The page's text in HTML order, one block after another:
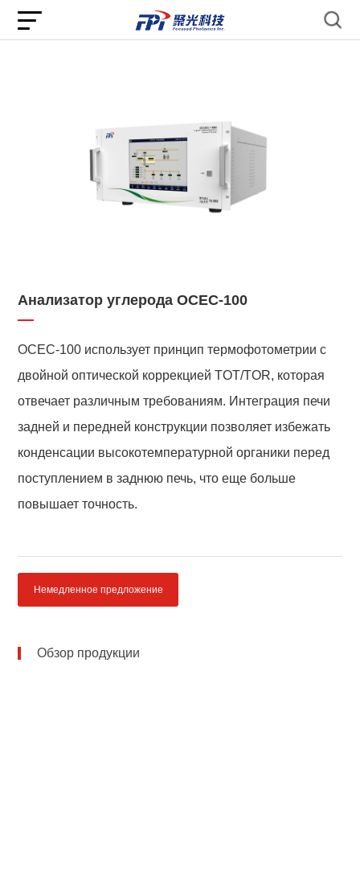
Анализатор углерода OCEC-100
OCEC-100 использует принцип термофотометрии с
двойной оптической коррекцией TOT/TOR, которая
отвечает различным требованиям. Интеграция печи
задней и передней конструкции позволяет избежать
конденсации высокотемпературной органики перед
поступлением в заднюю печь, что еще больше
повышает точность.
Немедленное предложение
Обзор продукции